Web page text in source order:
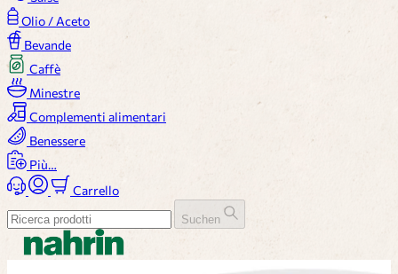
Olio / Aceto
Bevande
Caffè
Minestre
Complementi alimentari
Benessere
Più…
Carrello
Suchen